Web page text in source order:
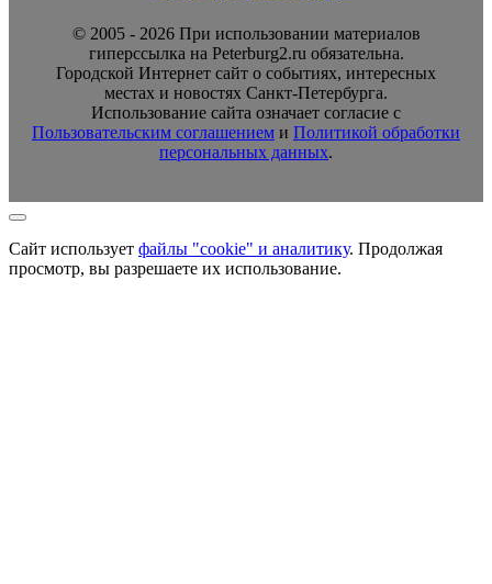
© 2005 - 2026 При использовании материалов
гиперссылка на Peterburg2.ru обязательна.
Городской Интернет сайт о событиях, интересных
местах и новостях Санкт-Петербурга.
Использование сайта означает согласие с
Пользовательским соглашением и Политикой обработки
персональных данных.
Сайт использует файлы "cookie" и аналитику. Продолжая
просмотр, вы разрешаете их использование.